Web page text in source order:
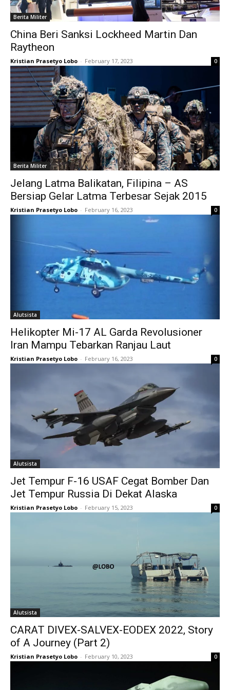
Berita Militer
China Beri Sanksi Lockheed Martin Dan
Raytheon
Kristian Prasetyo Lobo - February 17, 2023 0
Berita Militer
Jelang Latma Balikatan, Filipina – AS
Bersiap Gelar Latma Terbesar Sejak 2015
Kristian Prasetyo Lobo - February 16, 2023 0
Alutsista
Helikopter Mi-17 AL Garda Revolusioner
Iran Mampu Tebarkan Ranjau Laut
Kristian Prasetyo Lobo - February 16, 2023 0
Alutsista
Jet Tempur F-16 USAF Cegat Bomber Dan
Jet Tempur Russia Di Dekat Alaska
Kristian Prasetyo Lobo - February 15, 2023 0
Alutsista
CARAT DIVEX-SALVEX-EODEX 2022, Story
of A Journey (Part 2)
Kristian Prasetyo Lobo - February 10, 2023 0